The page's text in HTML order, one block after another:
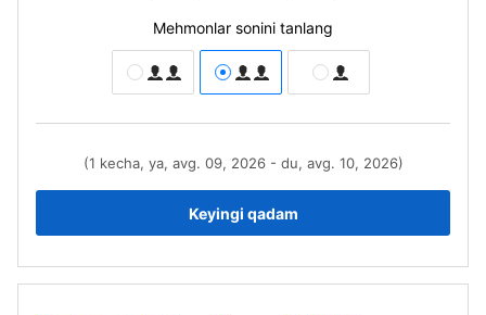
Mehmonlar sonini tanlang
(1 kecha, ya, avg. 09, 2026 - du, avg. 10, 2026)
Keyingi qadam